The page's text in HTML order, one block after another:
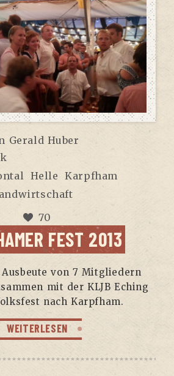
Gerald Huber
Helle
Karpfham
70
FEST 2013
von 7 Mit­glie­dern
mit der KLJB Eching
nach Karpfham.
WEITERLESEN